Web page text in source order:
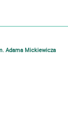
Adama Mickiewicza